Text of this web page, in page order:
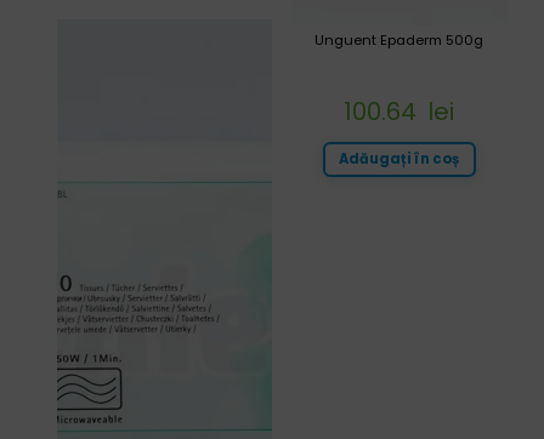
Unguent Epaderm 500g
100.64 lei
Adăugați în coș